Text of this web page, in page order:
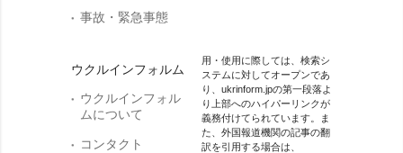
事故・緊急事態
ウクルインフォルム
ウクルインフォル
ムについて
コンタクト
用・使用に際しては、検索シ
ステムに対してオープンであ
り、ukrinform.jpの第一段落よ
り上部へのハイパーリンクが
義務付けてられています。ま
た、外国報道機関の記事の翻
訳を引用する場合は、